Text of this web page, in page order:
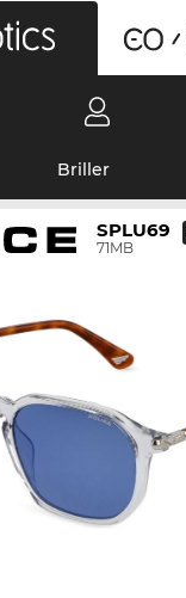
Briller
SPLU69
71MB